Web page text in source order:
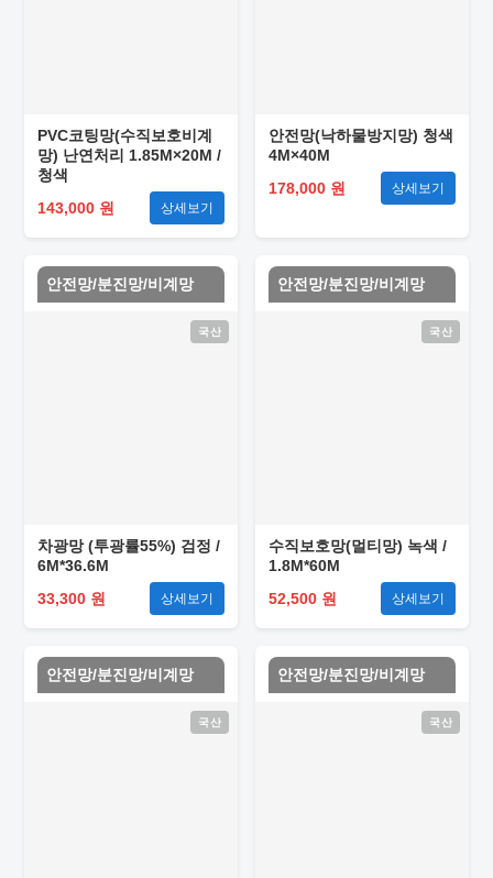
PVC코팅망(수직보호비계
망) 난연처리 1.85M×20M /
청색
143,000 원
상세보기
안전망(낙하물방지망) 청색
4M×40M
178,000 원
상세보기
안전망/분진망/비계망
국산
차광망 (투광률55%) 검정 /
6M*36.6M
33,300 원
상세보기
안전망/분진망/비계망
국산
수직보호망(멀티망) 녹색 /
1.8M*60M
52,500 원
상세보기
안전망/분진망/비계망
국산
안전망/분진망/비계망
국산